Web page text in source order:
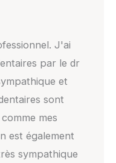
J'ai
par le dr
et
sont
mes
est également
sympathique